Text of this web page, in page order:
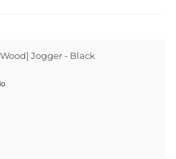
Jogger - Black